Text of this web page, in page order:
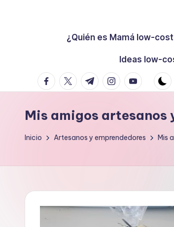
no
morir
en
el
¿Quién es Mamá low-
Ideas low-
facebook.com
twitter.com
t.me instagram.com
youtube.com
Mis amigos artesanos
Inicio Artesanos y emprendedores Mis